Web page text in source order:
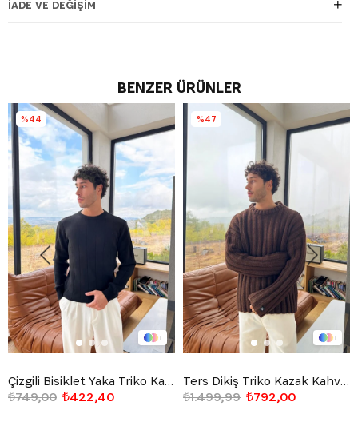
İADE VE DEĞIŞIM
BENZER ÜRÜNLER
1
Çizgili Bisiklet Yaka Triko Kazak Siyah
₺422,40
₺749,00
%44
1
Ters Dikiş Triko Kazak Kahverengi
₺792,00
₺1.499,99
%47